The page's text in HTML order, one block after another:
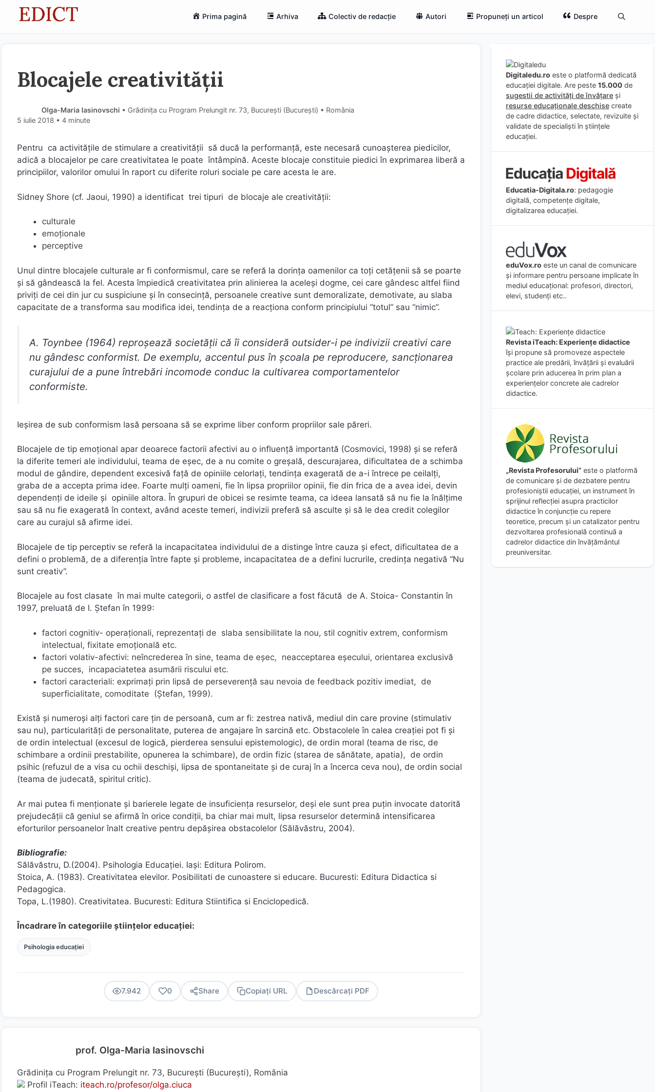
Prima pagină Arhiva Colectiv de redacție Autori Propuneți un articol Despre
Blocajele creativităţii
Olga-Maria Iasinovschi • Grădinița cu Program Prelungit nr. 73, București (Bucureşti) • România
5 iulie 2018 • 4 minute
Pentru ca activitățile de stimulare a creativității să ducă la performanță, este necesară cunoașterea piedicilor,
adică a blocajelor pe care creativitatea le poate întâmpină. Aceste blocaje constituie piedici în exprimarea liberă a
principiilor, valorilor omului în raport cu diferite roluri sociale pe care acesta le are.
Sidney Shore (cf. Jaoui, 1990) a identificat trei tipuri de blocaje ale creativității:
culturale
emoționale
perceptive
Unul dintre blocajele culturale ar fi conformismul, care se referă la dorința oamenilor ca toți cetățenii să se poarte
și să gândească la fel. Acesta împiedică creativitatea prin alinierea la aceleși dogme, cei care gândesc altfel fiind
priviți de cei din jur cu suspiciune și în consecință, persoanele creative sunt demoralizate, demotivate, au slaba
capacitate de a transforma sau modifica idei, tendința de a reacționa conform principiului “totul” sau “nimic”.
A. Toynbee (1964) reproșează societății că îi consideră outsider-i pe indivizii creativi care
nu gândesc conformist. De exemplu, accentul pus în școala pe reproducere, sancționarea
curajului de a pune întrebări incomode conduc la cultivarea comportamentelor
conformiste.
Ieșirea de sub conformism lasă persoana să se exprime liber conform propriilor sale păreri.
Blocajele de tip emoțional apar deoarece factorii afectivi au o influență importantă (Cosmovici, 1998) și se referă
la diferite temeri ale individului, teama de eşec, de a nu comite o greșală, descurajarea, dificultatea de a schimba
modul de gândire, dependent excesivă față de opiniile celorlați, tendința exagerată de a-i întrece pe ceilalți,
graba de a accepta prima idee. Foarte mulţi oameni, fie în lipsa propriilor opinii, fie din frica de a avea idei, devin
dependenţi de ideile şi opiniile altora. În grupuri de obicei se resimte teama, ca ideea lansată să nu fie la înălţime
sau să nu fie exagerată în context, având aceste temeri, indivizii preferă să asculte și să le dea credit colegilor
care au curajul să afirme idei.
Blocajele de tip perceptiv se referă la incapacitatea individului de a distinge între cauza și efect, dificultatea de a
defini o problemă, de a diferenția între fapte și probleme, incapacitatea de a defini lucrurile, credința negativă “Nu
sunt creativ”.
Blocajele au fost clasate în mai multe categorii, o astfel de clasificare a fost făcută de A. Stoica- Constantin în
1997, preluată de I. Ştefan în 1999:
factori cognitiv- operaţionali, reprezentaţi de slaba sensibilitate la nou, stil cognitiv extrem, conformism
intelectual, fixitate emoțională etc.
factori volativ-afectivi: neîncrederea în sine, teama de eşec, neacceptarea eşecului, orientarea exclusivă
pe succes, incapaciatetea asumării riscului etc.
factori caracteriali: exprimaţi prin lipsă de perseverenţă sau nevoia de feedback pozitiv imediat, de
superficialitate, comoditate (Ştefan, 1999).
Există și numeroși alți factori care țin de persoană, cum ar fi: zestrea nativă, mediul din care provine (stimulativ
sau nu), particularități de personalitate, puterea de angajare în sarcină etc. Obstacolele în calea creației pot fi și
de ordin intelectual (excesul de logică, pierderea sensului epistemologic), de ordin moral (teama de risc, de
schimbare a ordinii prestabilite, opunerea la schimbare), de ordin fizic (starea de sănătate, apatia), de ordin
psihic (refuzul de a visa cu ochii deschiși, lipsa de spontaneitate și de curaj în a încerca ceva nou), de ordin social
(teama de judecată, spiritul critic).
Ar mai putea fi menționate și barierele legate de insuficiența resurselor, deși ele sunt prea puțin invocate datorită
prejudecății că geniul se afirmă în orice condiții, ba chiar mai mult, lipsa resurselor determină intensificarea
eforturilor persoanelor înalt creative pentru depășirea obstacolelor (Sălăvăstru, 2004).
Bibliografie:
Sălăvăstru, D.(2004). Psihologia Educaţiei. Iaşi: Editura Polirom.
Stoica, A. (1983). Creativitatea elevilor. Posibilitati de cunoastere si educare. Bucuresti: Editura Didactica si
Pedagogica.
Topa, L.(1980). Creativitatea. Bucuresti: Editura Stiintifica si Enciclopedică.
Încadrare în categoriile științelor educației:
Psihologia educației
7.942 0 Share Copiați URL Descărcați PDF
prof. Olga-Maria Iasinovschi
Grădinița cu Program Prelungit nr. 73, București (Bucureşti), România
Profil iTeach: iteach.ro/profesor/olga.ciuca
Digitaledu.ro este o platformă dedicată
educației digitale. Are peste 15.000 de
sugestii de activități de învățare și
resurse educaționale deschise create
de cadre didactice, selectate, revizuite și
validate de specialiști în științele
educației.
Educatia-Digitala.ro: pedagogie
digitală, competențe digitale,
digitalizarea educației.
eduVox.ro este un canal de comunicare
și informare pentru persoane implicate în
mediul educațional: profesori, directori,
elevi, studenți etc..
Revista iTeach: Experienţe didactice
îşi propune să promoveze aspectele
practice ale predării, învăţării şi evaluării
şcolare prin aducerea în prim plan a
experienţelor concrete ale cadrelor
didactice.
„Revista Profesorului” este o platformă
de comunicare și de dezbatere pentru
profesioniștii educației, un instrument în
sprijinul reflecției asupra practicilor
didactice în conjuncție cu repere
teoretice, precum și un catalizator pentru
dezvoltarea profesională continuă a
cadrelor didactice din învățământul
preuniversitar.